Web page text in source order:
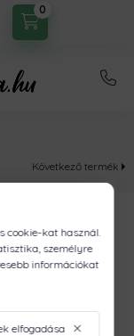
0
Következő termék
cookie-kat használ.
személyre
információkat
elfogadása